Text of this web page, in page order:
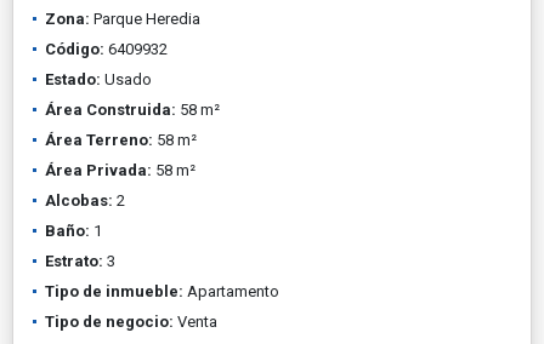
Zona: Parque Heredia
Código: 6409932
Estado: Usado
Área Construida: 58 m²
Área Terreno: 58 m²
Área Privada: 58 m²
Alcobas: 2
Baño: 1
Estrato: 3
Tipo de inmueble: Apartamento
Tipo de negocio: Venta